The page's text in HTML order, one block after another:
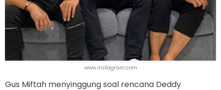
www.instagram.com
Gus Miftah menyinggung soal rencana Deddy